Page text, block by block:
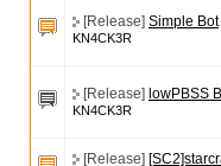
[Release] Simple Bot
KN4CK3R
[Release] lowPBSS
KN4CK3R
[Release]